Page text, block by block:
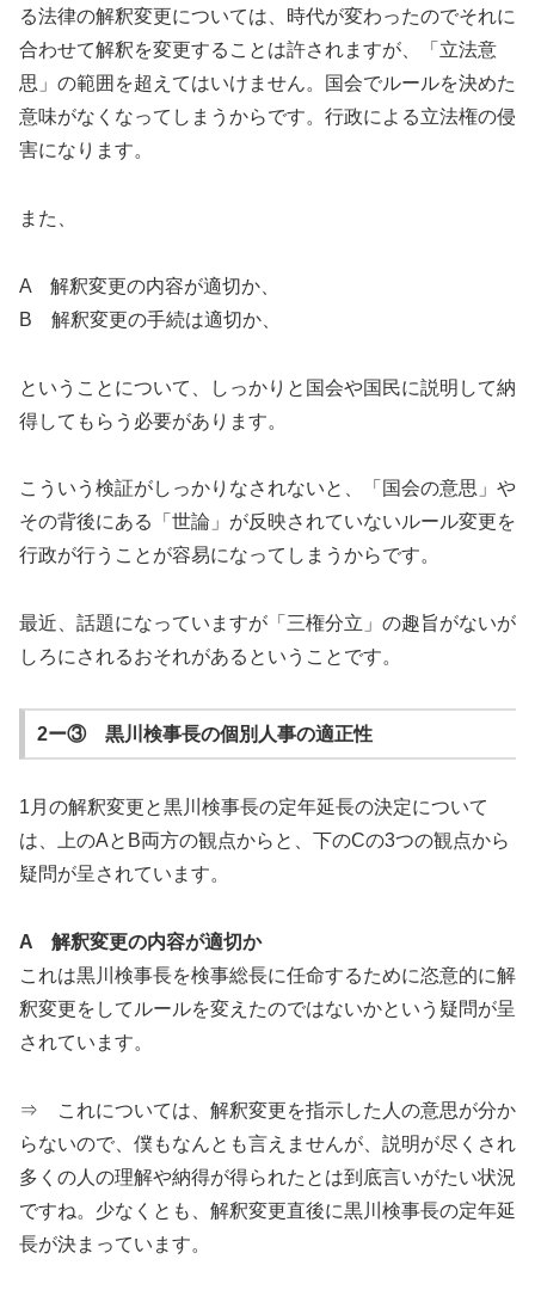
る法律の解釈変更については、時代が変わったのでそれに
合わせて解釈を変更することは許されますが、「立法意
思」の範囲を超えてはいけません。国会でルールを決めた
意味がなくなってしまうからです。行政による立法権の侵
害になります。
また、
A 解釈変更の内容が適切か、
B 解釈変更の手続は適切か、
ということについて、しっかりと国会や国民に説明して納
得してもらう必要があります。
こういう検証がしっかりなされないと、「国会の意思」や
その背後にある「世論」が反映されていないルール変更を
行政が行うことが容易になってしまうからです。
最近、話題になっていますが「三権分立」の趣旨がないが
しろにされるおそれがあるということです。
2ー③ 黒川検事長の個別人事の適正性
1月の解釈変更と黒川検事長の定年延長の決定について
は、上のAとB両方の観点からと、下のCの3つの観点から
疑問が呈されています。
A 解釈変更の内容が適切か
これは黒川検事長を検事総長に任命するために恣意的に解
釈変更をしてルールを変えたのではないかという疑問が呈
されています。
⇒ これについては、解釈変更を指示した人の意思が分か
らないので、僕もなんとも言えませんが、説明が尽くされ
多くの人の理解や納得が得られたとは到底言いがたい状況
ですね。少なくとも、解釈変更直後に黒川検事長の定年延
長が決まっています。